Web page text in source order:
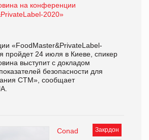
на конференции
2020»
«FoodMaster&PrivateLabel-
пройдет 24 июля в Киеве, спикер
выступит с докладом
безопасности для
СТМ», сообщает
Закрдон
Conad